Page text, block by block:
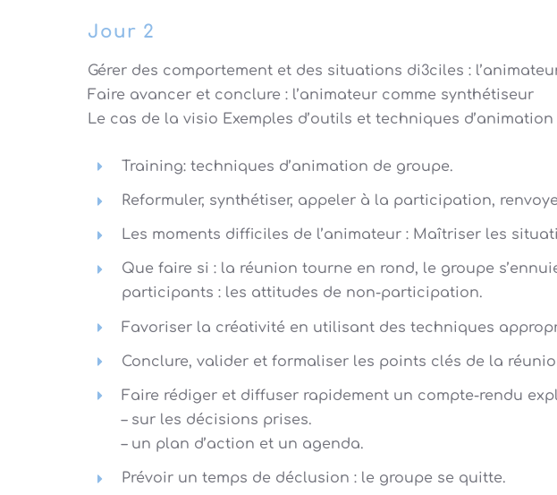
Jour 2
Gérer des comportement et des situations di3ciles :
Faire avancer et conclure : l’animateur comme synthétiseur
Le cas de la visio Exemples d’outils et techniques d’animation
Training: techniques d’animation de groupe.
Reformuler, synthétiser, appeler à la participation,
Les moments difficiles de l’animateur : Maîtriser les
Que faire si : la réunion tourne en rond, le groupe
participants : les attitudes de non-participation.
Favoriser la créativité en utilisant des techniques
Conclure, valider et formaliser les points clés de la
Faire rédiger et diffuser rapidement un compte-rendu
– sur les décisions prises.
– un plan d’action et un agenda.
Prévoir un temps de déclusion : le groupe se quitte.